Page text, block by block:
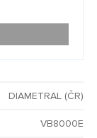
DIAMETRAL (ČR)
VB8000E